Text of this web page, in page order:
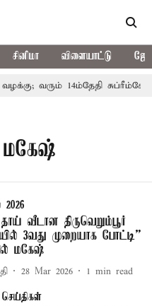
சினிமா விளையாட்டு
வரும் 14ம்தேதி
வீடான திருவெறும்பூர்
3வது முறையாக போட்டி”
மகேஷ்
28 Mar 2026 1 min read